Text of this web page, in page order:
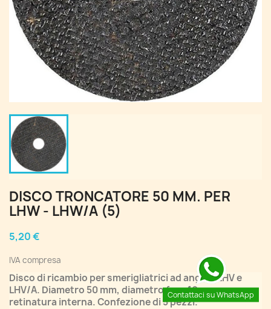
DISCO TRONCATORE 50 MM. PER
LHW - LHW/A (5)
5,20 €
IVA compresa
Disco di ricambio per smerigliatrici ad angolo LHV e
LHV/A. Diametro 50 mm, diametro foro 10 mm, con
retinatura interna. Confezione di 5 pezzi.
Contattaci su WhatsApp